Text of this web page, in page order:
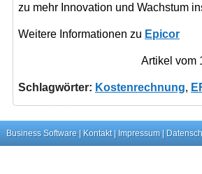
zu mehr Innovation und Wachstum
Weitere Informationen zu Epicor
Artikel vom
Schlagwörter: Kostenrechnung,
Business Software| Kontakt| Impressum|